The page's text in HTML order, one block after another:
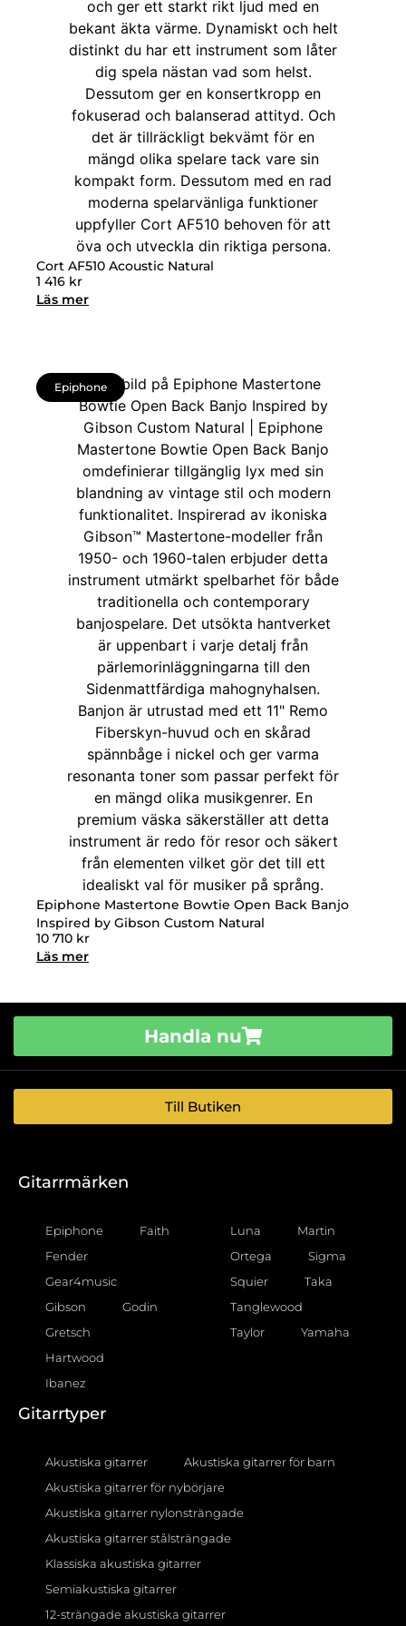
Cort AF510 Acoustic Natural
1 416 kr
Läs mer
Epiphone
Epiphone Mastertone Bowtie Open Back Banjo
Inspired by Gibson Custom Natural
10 710 kr
Läs mer
Handla nu
Till Butiken
Gitarrmärken
Epiphone
Faith
Fender
Gear4music
Gibson
Godin
Gretsch
Hartwood
Ibanez
Luna
Martin
Ortega
Sigma
Squier
Taka
Tanglewood
Taylor
Yamaha
Gitarrtyper
Akustiska gitarrer
Akustiska gitarrer för barn
Akustiska gitarrer för nybörjare
Akustiska gitarrer nylonsträngade
Akustiska gitarrer stålsträngade
Klassiska akustiska gitarrer
Semiakustiska gitarrer
12-strängade akustiska gitarrer